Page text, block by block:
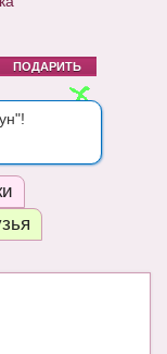
ПОДАРИТЬ